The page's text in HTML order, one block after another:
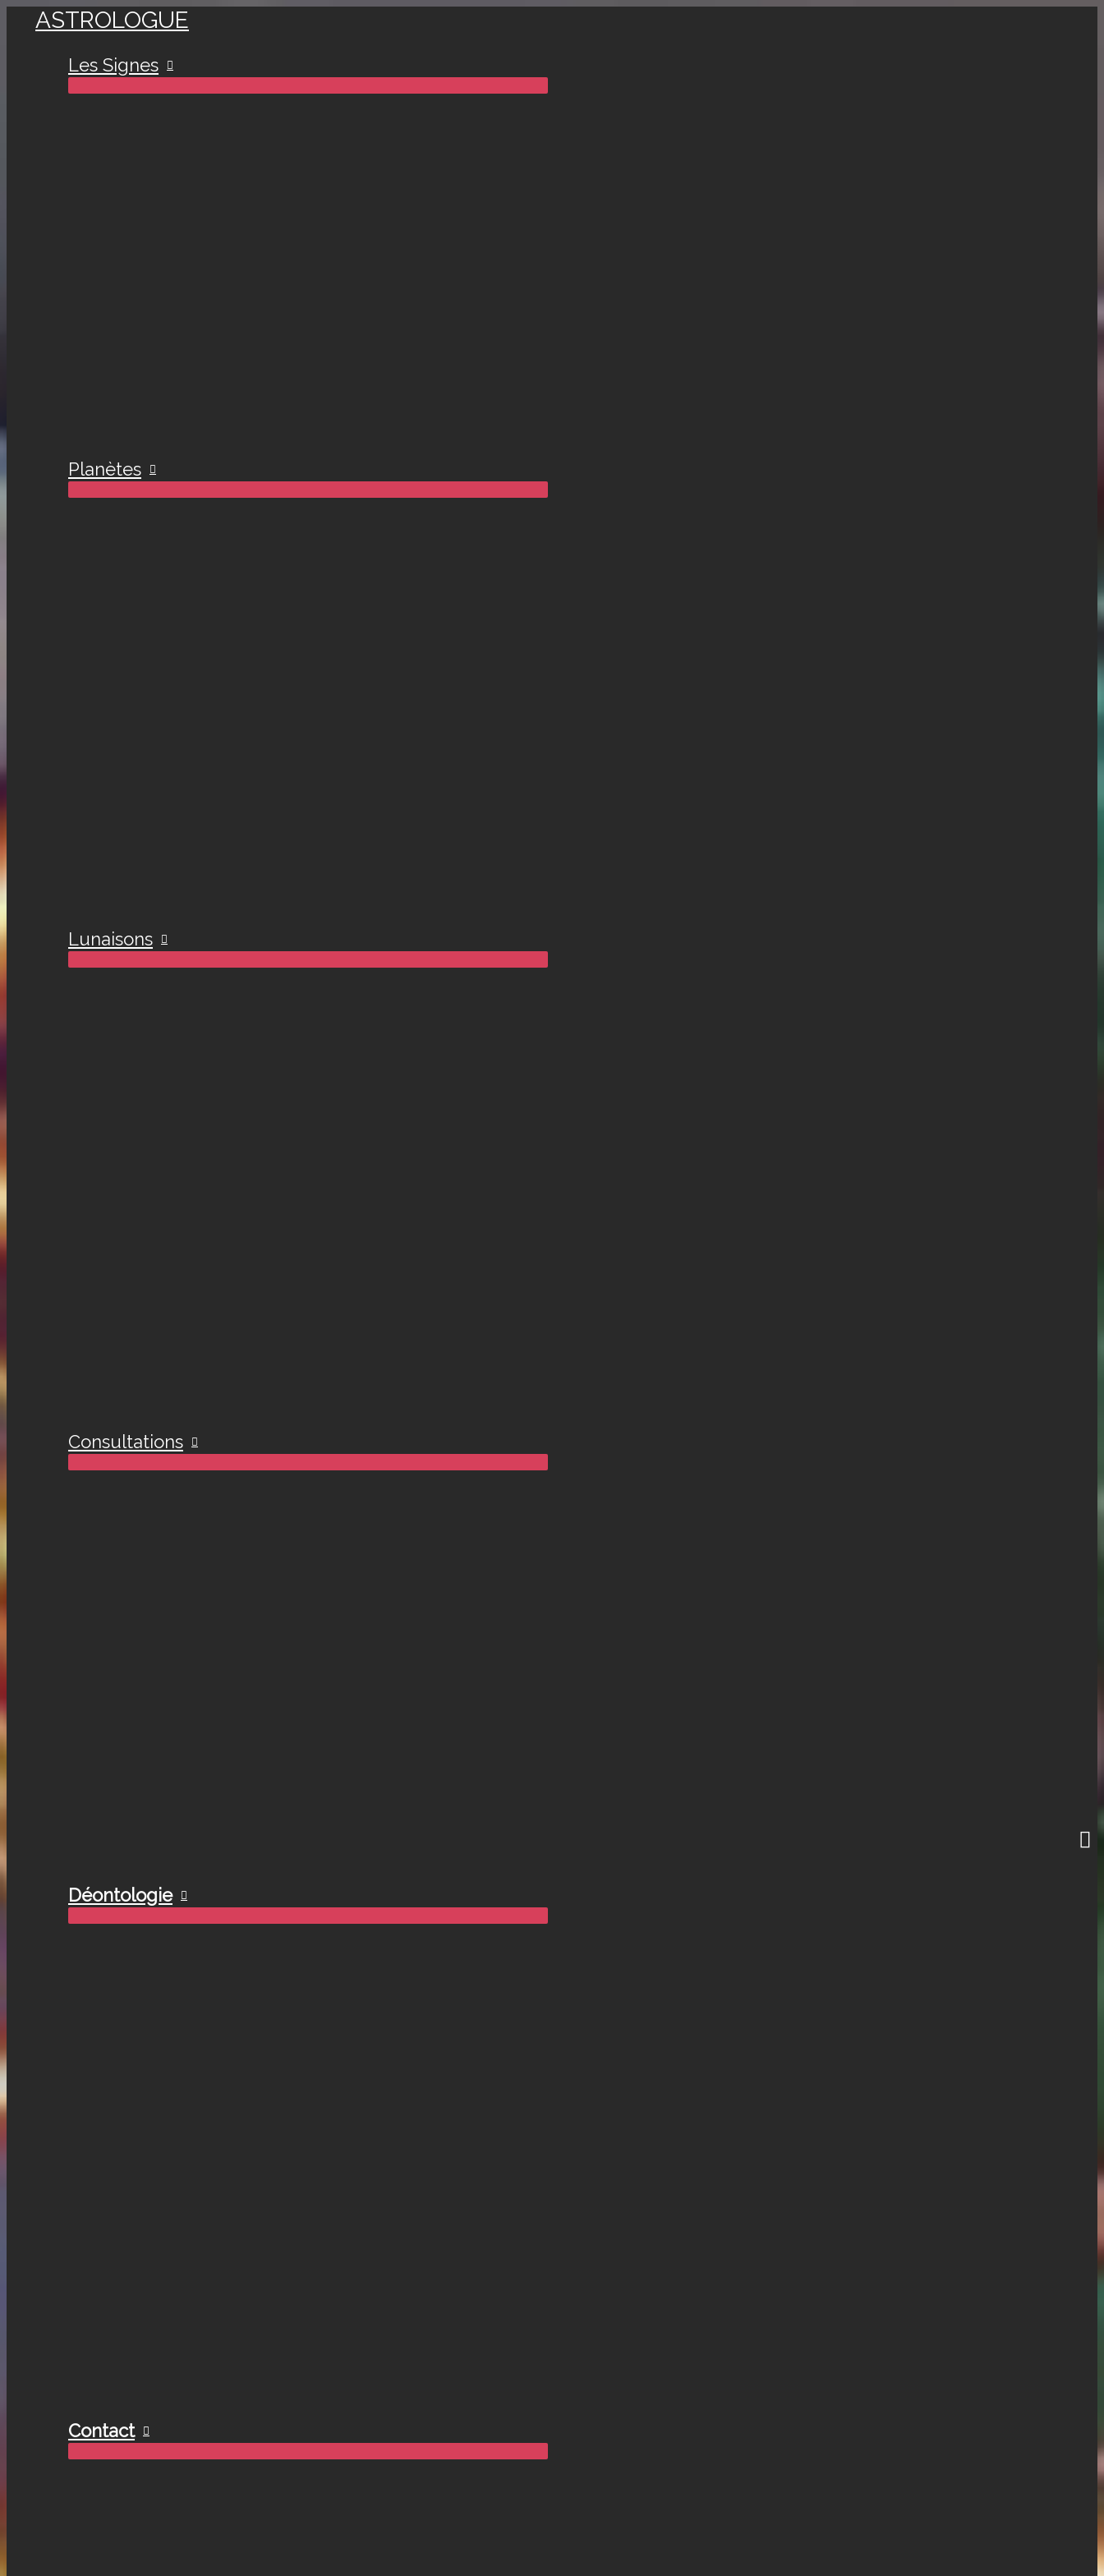
Aller
contenu
ASTROLOGUE
Les Signes
Planètes
Lunaisons
Consultations
Déontologie
Contact